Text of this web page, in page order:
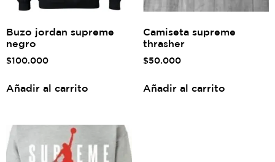
Buzo jordan supreme
negro
$100.000
Añadir al carrito
Camiseta supreme
thrasher
$50.000
Añadir al carrito